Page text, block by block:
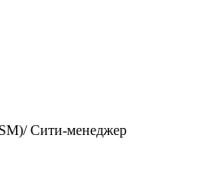
Сити-менеджер